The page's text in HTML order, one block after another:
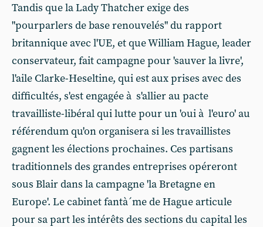
Tandis que la Lady Thatcher exige des
"pourparlers de base renouvelés" du rapport
britannique avec l'UE, et que William Hague, leader
conservateur, fait campagne pour 'sauver la livre',
l'aile Clarke-Heseltine, qui est aux prises avec des
difficultés, s'est engagée à s'allier au pacte
travailliste-libéral qui lutte pour un 'oui à l'euro' au
référendum qu'on organisera si les travaillistes
gagnent les élections prochaines. Ces partisans
traditionnels des grandes entreprises opéreront
sous Blair dans la campagne 'la Bretagne en
Europe'. Le cabinet fantà´me de Hague articule
pour sa part les intérêts des sections du capital les